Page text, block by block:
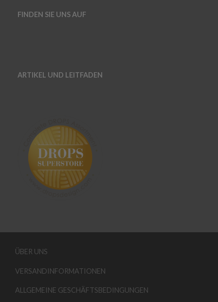
FINDEN SIE UNS AUF
ARTIKEL UND LEITFADEN
ÜBER UNS
VERSANDINFORMATIONEN
ALLGEMEINE GESCHÄFTSBEDINGUNGEN